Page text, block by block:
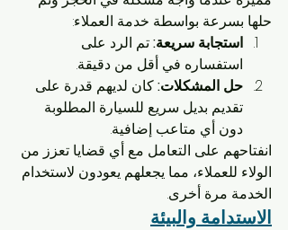
حلها بسرعة بواسطة خدمة العملاء:
استجابة سريعة: تم الرد على
استفساره في أقل من دقيقة.
حل المشكلات: كان لديهم قدرة على
تقديم بديل سريع للسيارة المطلوبة
دون أي متاعب إضافية.
انفتاحهم على التعامل مع أي قضايا تعزز من
الولاء للعملاء، مما يجعلهم يعودون لاستخدام
الخدمة مرة أخرى.
الاستدامة والبيئة